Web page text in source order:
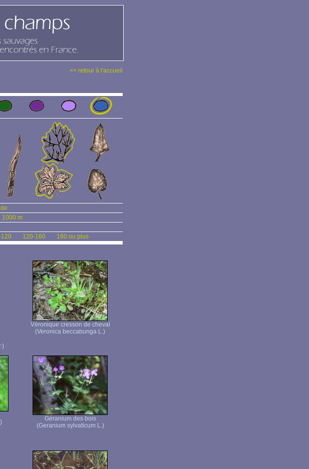
<< retour à l'accueil
1000 m
120-160 160 ou plus
Véronique cresson de cheval
(Veronica beccabunga L.)
Géranium des bois
(Geranium sylvaticum L.)